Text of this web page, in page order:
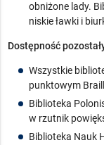
obniżone lady.
niskie ławki i
Dostępność
Wszystkie
punktowym
Biblioteka
w rzutnik
Biblioteka Nauk